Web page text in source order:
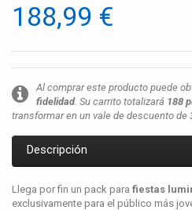
188,99 €
Al comprar este producto puede
fidelidad. Su carrito totalizará 188
transformar en un vale de descuento de
Descripción
Llega por fin un pack para fiestas
exclusivamente para el público más